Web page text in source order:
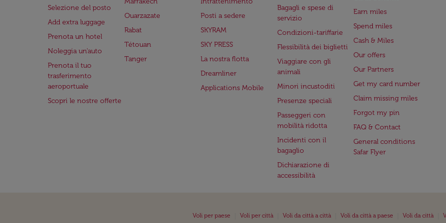
Selezione del posto
Add extra luggage
Prenota un hotel
Noleggia un'auto
Prenota il tuo
trasferimento
aeroportuale
Scopri le nostre offerte
Ouarzazate
Rabat
Tétouan
Tanger
Posti a sedere
SKYRAM
SKY PRESS
La nostra flotta
Dreamliner
Applications Mobile
Bagagli e spese di
servizio
Condizioni-tariffarie
Flessibilità dei biglietti
Viaggiare con gli
animali
Minori incustoditi
Presenze speciali
Passeggeri con
mobilità ridotta
Incidenti con il
bagaglio
Dichiarazione di
accessibilità
Earn miles
Spend miles
Cash & Miles
Our offers
Our Partners
Get my card number
Claim missing miles
Forgot my pin
FAQ & Contact
General conditions
Safar Flyer
Voli per paese Voli per città Voli da città a città Voli da città a paese Voli da città